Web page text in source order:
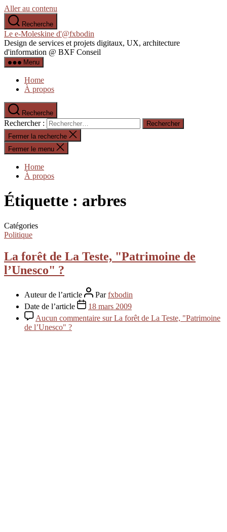
Aller au contenu
Recherche
Le e-Moleskine d'@fxbodin
Design de services et projets digitaux, UX, architecture
d'information @ BXF Conseil
Menu
Home
À propos
Recherche
Rechercher :
Fermer la recherche
Fermer le menu
Home
À propos
Étiquette : arbres
Catégories
Politique
La forêt de La Teste, "Patrimoine de
l’Unesco" ?
Auteur de l’article Parfxbodin
Date de l’article
18 mars 2009
Aucun commentaire sur La forêt de La Teste, "Patrimoine
de l’Unesco" ?